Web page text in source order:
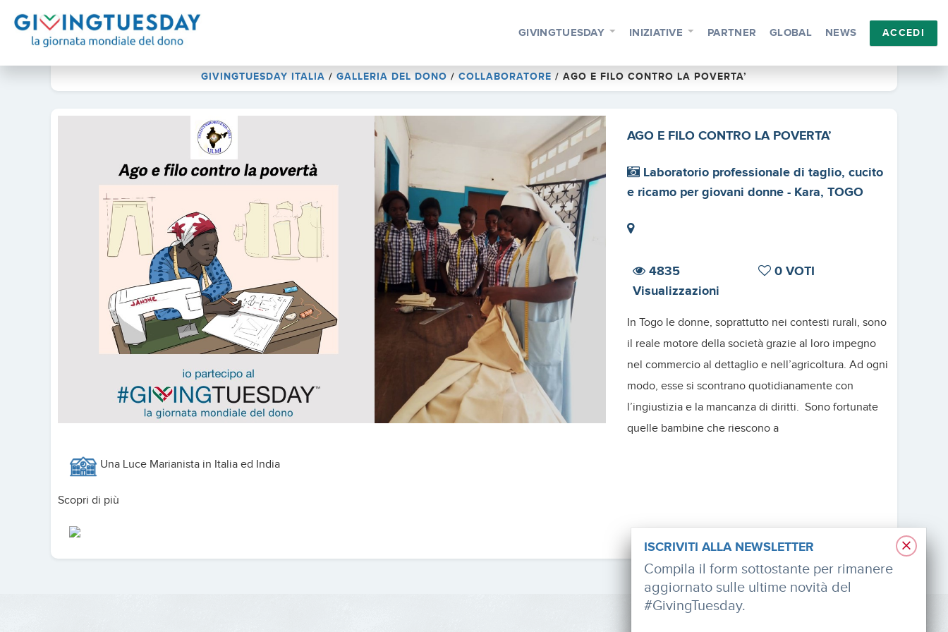
GIVINGTUESDAY INIZIATIVE PARTNER GLOBAL NEWS ACCEDI
GIVINGTUESDAY ITALIA / GALLERIA DEL DONO / COLLABORATORE / AGO E FILO CONTRO LA POVERTA’
AGO E FILO CONTRO LA POVERTA’
Laboratorio professionale di taglio, cucito
e ricamo per giovani donne - Kara, TOGO
4835
Visualizzazioni
0 VOTI
In Togo le donne, soprattutto nei contesti rurali, sono
il reale motore della società grazie al loro impegno
nel commercio al dettaglio e nell’agricoltura. Ad ogni
modo, esse si scontrano quotidianamente con
l’ingiustizia e la mancanza di diritti. Sono fortunate
quelle bambine che riescono a
Una Luce Marianista in Italia ed India
Scopri di più
×
ISCRIVITI ALLA NEWSLETTER
Compila il form sottostante per rimanere
aggiornato sulle ultime novità del
#GivingTuesday.